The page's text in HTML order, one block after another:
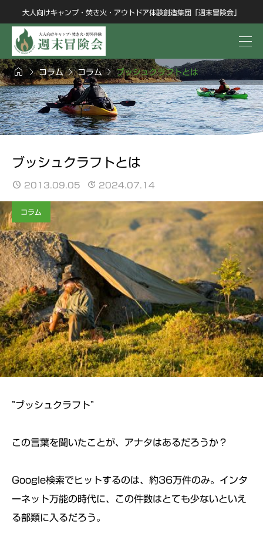
大人向けキャンプ・焚き火・アウトドア体験創造集団「週末冒険会」
コラムコラムブッシュクラフトとは
ブッシュクラフトとは
2013.09.05 2024.07.14
コラム
”ブッシュクラフト”
この言葉を聞いたことが、アナタはあるだろうか？
Google検索でヒットするのは、約36万件のみ。インタ
ーネット万能の時代に、この件数はとても少ないといえ
る部類に入るだろう。